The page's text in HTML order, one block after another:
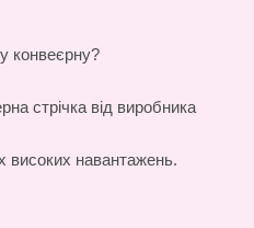
конвеєрну?
стрічка від виробника
високих навантажень.